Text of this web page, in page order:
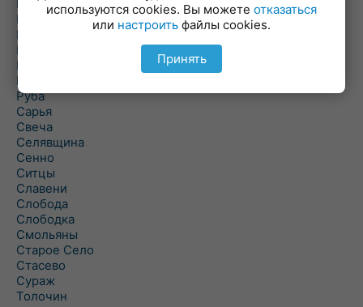
Погоща
Подсвилье
Полоцк
Поставы
Прозороки
Россоны
Руба
Сарья
Свеча
Селявщина
Сенно
Ситцы
Славени
Слобода
Слободка
Смольяны
Старое Село
Стасево
Сураж
Толочин
используются cookies. Вы можете отказаться
или настроить файлы cookies.
Принять